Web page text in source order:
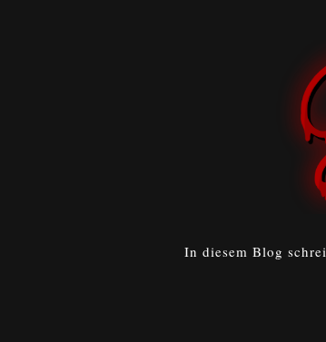
In diesem Blog